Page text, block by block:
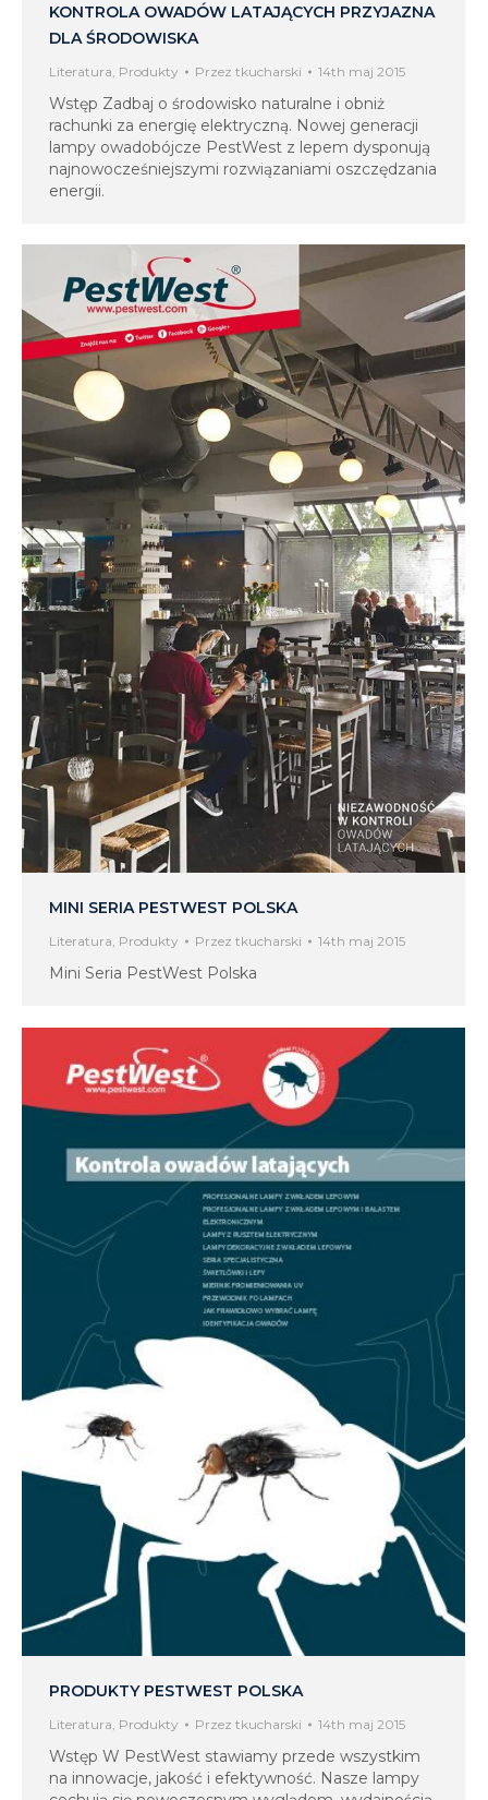
KONTROLA OWADÓW LATAJĄCYCH PRZYJAZNA
DLA ŚRODOWISKA
Literatura Produkty Przez tkucharski 14th maj 2015
Wstęp Zadbaj o środowisko naturalne i obniż
rachunki za energię elektryczną. Nowej generacji
lampy owadobójcze PestWest z lepem dysponują
najnowocześniejszymi rozwiązaniami oszczędzania
energii.
MINI SERIA PESTWEST POLSKA
Literatura Produkty Przez tkucharski 14th maj 2015
Mini Seria PestWest Polska
PRODUKTY PESTWEST POLSKA
Literatura Produkty Przez tkucharski 14th maj 2015
Wstęp W PestWest stawiamy przede wszystkim
na innowacje, jakość i efektywność. Nasze lampy